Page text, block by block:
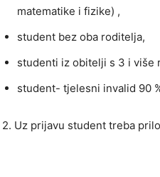
matematike i fizike) ,
student bez oba roditelja,
studenti iz obitelji s 3 i više
student- tjelesni invalid 90
2. Uz prijavu student treba